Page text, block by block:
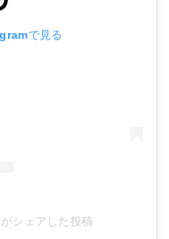
で見る
シェアした投稿